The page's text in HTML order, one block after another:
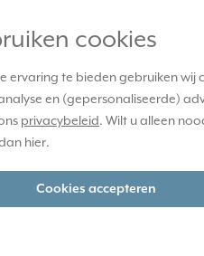
cookies
ervaring te bieden gebruiken wij
en (gepersonaliseerde)
privacybeleid. Wilt u alleen
hier.
Cookies accepteren